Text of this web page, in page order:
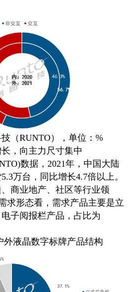
（RUNTO），单位：%
，向主力尺寸集中
数据，2021年，中国大陆
万台，同比增长4.7倍以上。
商业地产、社区等行业领
求形态看，需求产品主要是立
子阅报栏产品，占比为
外液晶数字标牌产品结构